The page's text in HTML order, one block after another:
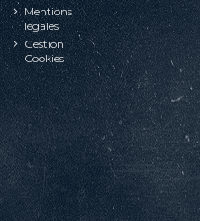
Mentions
légales
Gestion
Cookies